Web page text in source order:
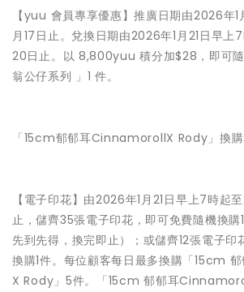
【yuu 會員專享優惠】推廣日期由2026年
月17日止。兌換日期由2026年1月21日早上
20日止。以 8,800yuu 積分加$28，即可
翁公仔系列 」1 件。
「15cm郁郁耳CinnamorollX Rody」換購
【電子印花】由2026年1月21日早上7時起
止，儲齊35張電子印花，即可免費隨機換購
先到先得，換完即止）；或儲齊12張電子
換購1件。每位顧客每日最多換購「15cm
X Rody」5件。「15cm 郁郁耳